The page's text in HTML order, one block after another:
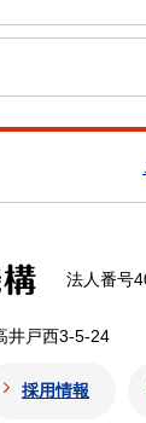
法人番号
井戸西3-5-24
採用情報